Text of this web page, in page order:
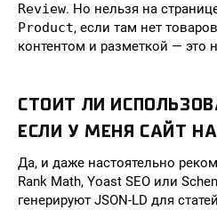
Review. Но нельзя на
Product, если там нет
контентом и разметкой — это
СТОИТ ЛИ
ЕСЛИ У МЕНЯ САЙТ НА
Да, и даже настоятельно
Rank Math, Yoast SEO или
генерируют JSON-LD для